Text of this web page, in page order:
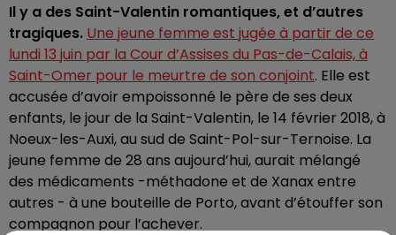
Il y a des Saint-Valentin romantiques, et d’autres
tragiques. Une jeune femme est jugée à partir de ce
lundi 13 juin par la Cour d’Assises du Pas-de-Calais, à
Saint-Omer pour le meurtre de son conjoint. Elle est
accusée d’avoir empoissonné le père de ses deux
enfants, le jour de la Saint-Valentin, le 14 février 2018, à
Noeux-les-Auxi, au sud de Saint-Pol-sur-Ternoise. La
jeune femme de 28 ans aujourd’hui, aurait mélangé
des médicaments -méthadone et de Xanax entre
autres - à une bouteille de Porto, avant d’étouffer son
compagnon pour l’achever.